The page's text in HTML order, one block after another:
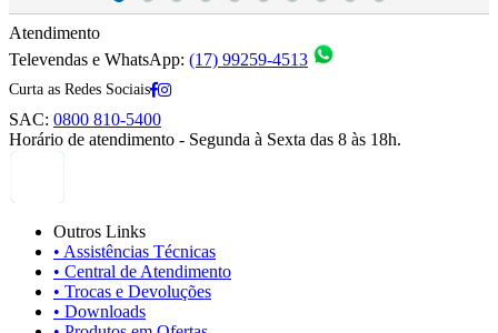
Atendimento
Televendas e WhatsApp: (17) 99259-4513
Curta as Redes Sociais
SAC: 0800 810-5400
Horário de atendimento - Segunda à Sexta das 8 às 18h.
Outros Links
• Assistências Técnicas
• Central de Atendimento
• Trocas e Devoluções
• Downloads